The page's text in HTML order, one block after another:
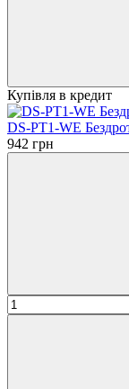
Купівля в кредит
DS-PT1-WE
942 грн